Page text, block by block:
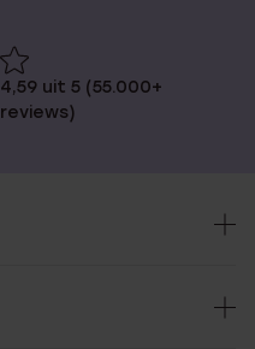
4,59 uit 5 (55.000+
reviews)